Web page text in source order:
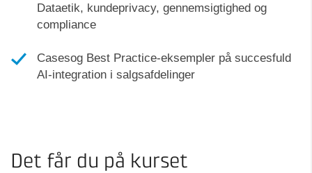
Dataetik, kundeprivacy, gennemsigtighed og
compliance
Casesog Best Practice-eksempler på succesfuld
AI-integration i salgsafdelinger
Det får du på kurset